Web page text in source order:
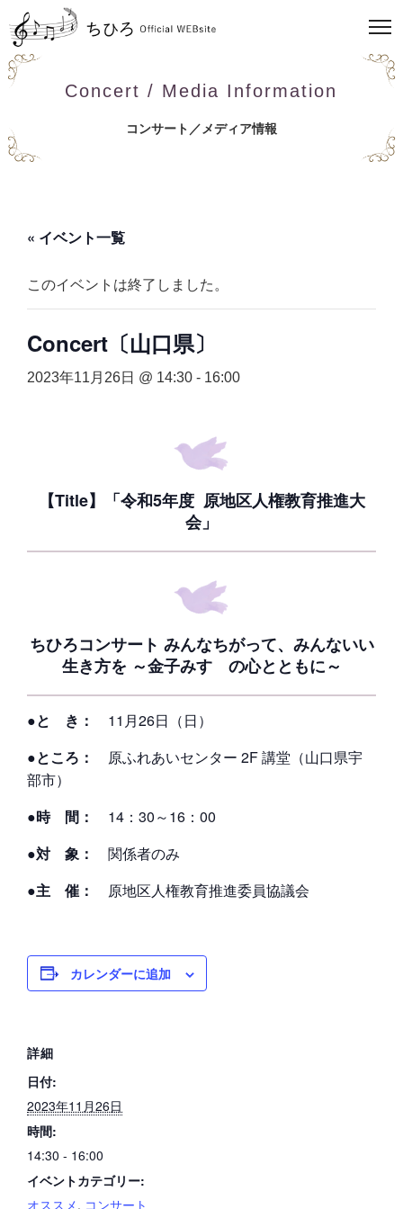
Concert / Media Information
コンサート／メディア情報
« イベント一覧
このイベントは終了しました。
Concert〔山口県〕
2023年11月26日 @ 14:30 - 16:00
【Title】「令和5年度 原地区人権教育推進大
会」
ちひろコンサート みんなちがって、みんないい
生き方を ～金子みすゞの心とともに～
●と き：
11月26日（日）
●ところ：
原ふれあいセンター 2F 講堂（山口県宇
部市）
●時 間：
14：30～16：00
●対 象：
関係者のみ
●主 催：
原地区人権教育推進委員協議会
カレンダーに追加
詳細
日付:
2023年11月26日
時間:
14:30 - 16:00
イベントカテゴリー:
オススメ, コンサート